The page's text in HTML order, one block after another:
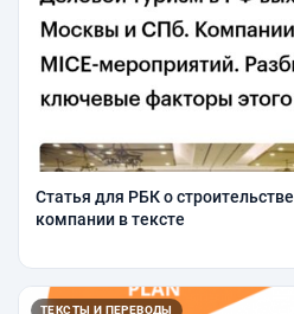
Статья для РБК о
компании в тексте
ТЕКСТЫ И ПЕРЕВОДЫ